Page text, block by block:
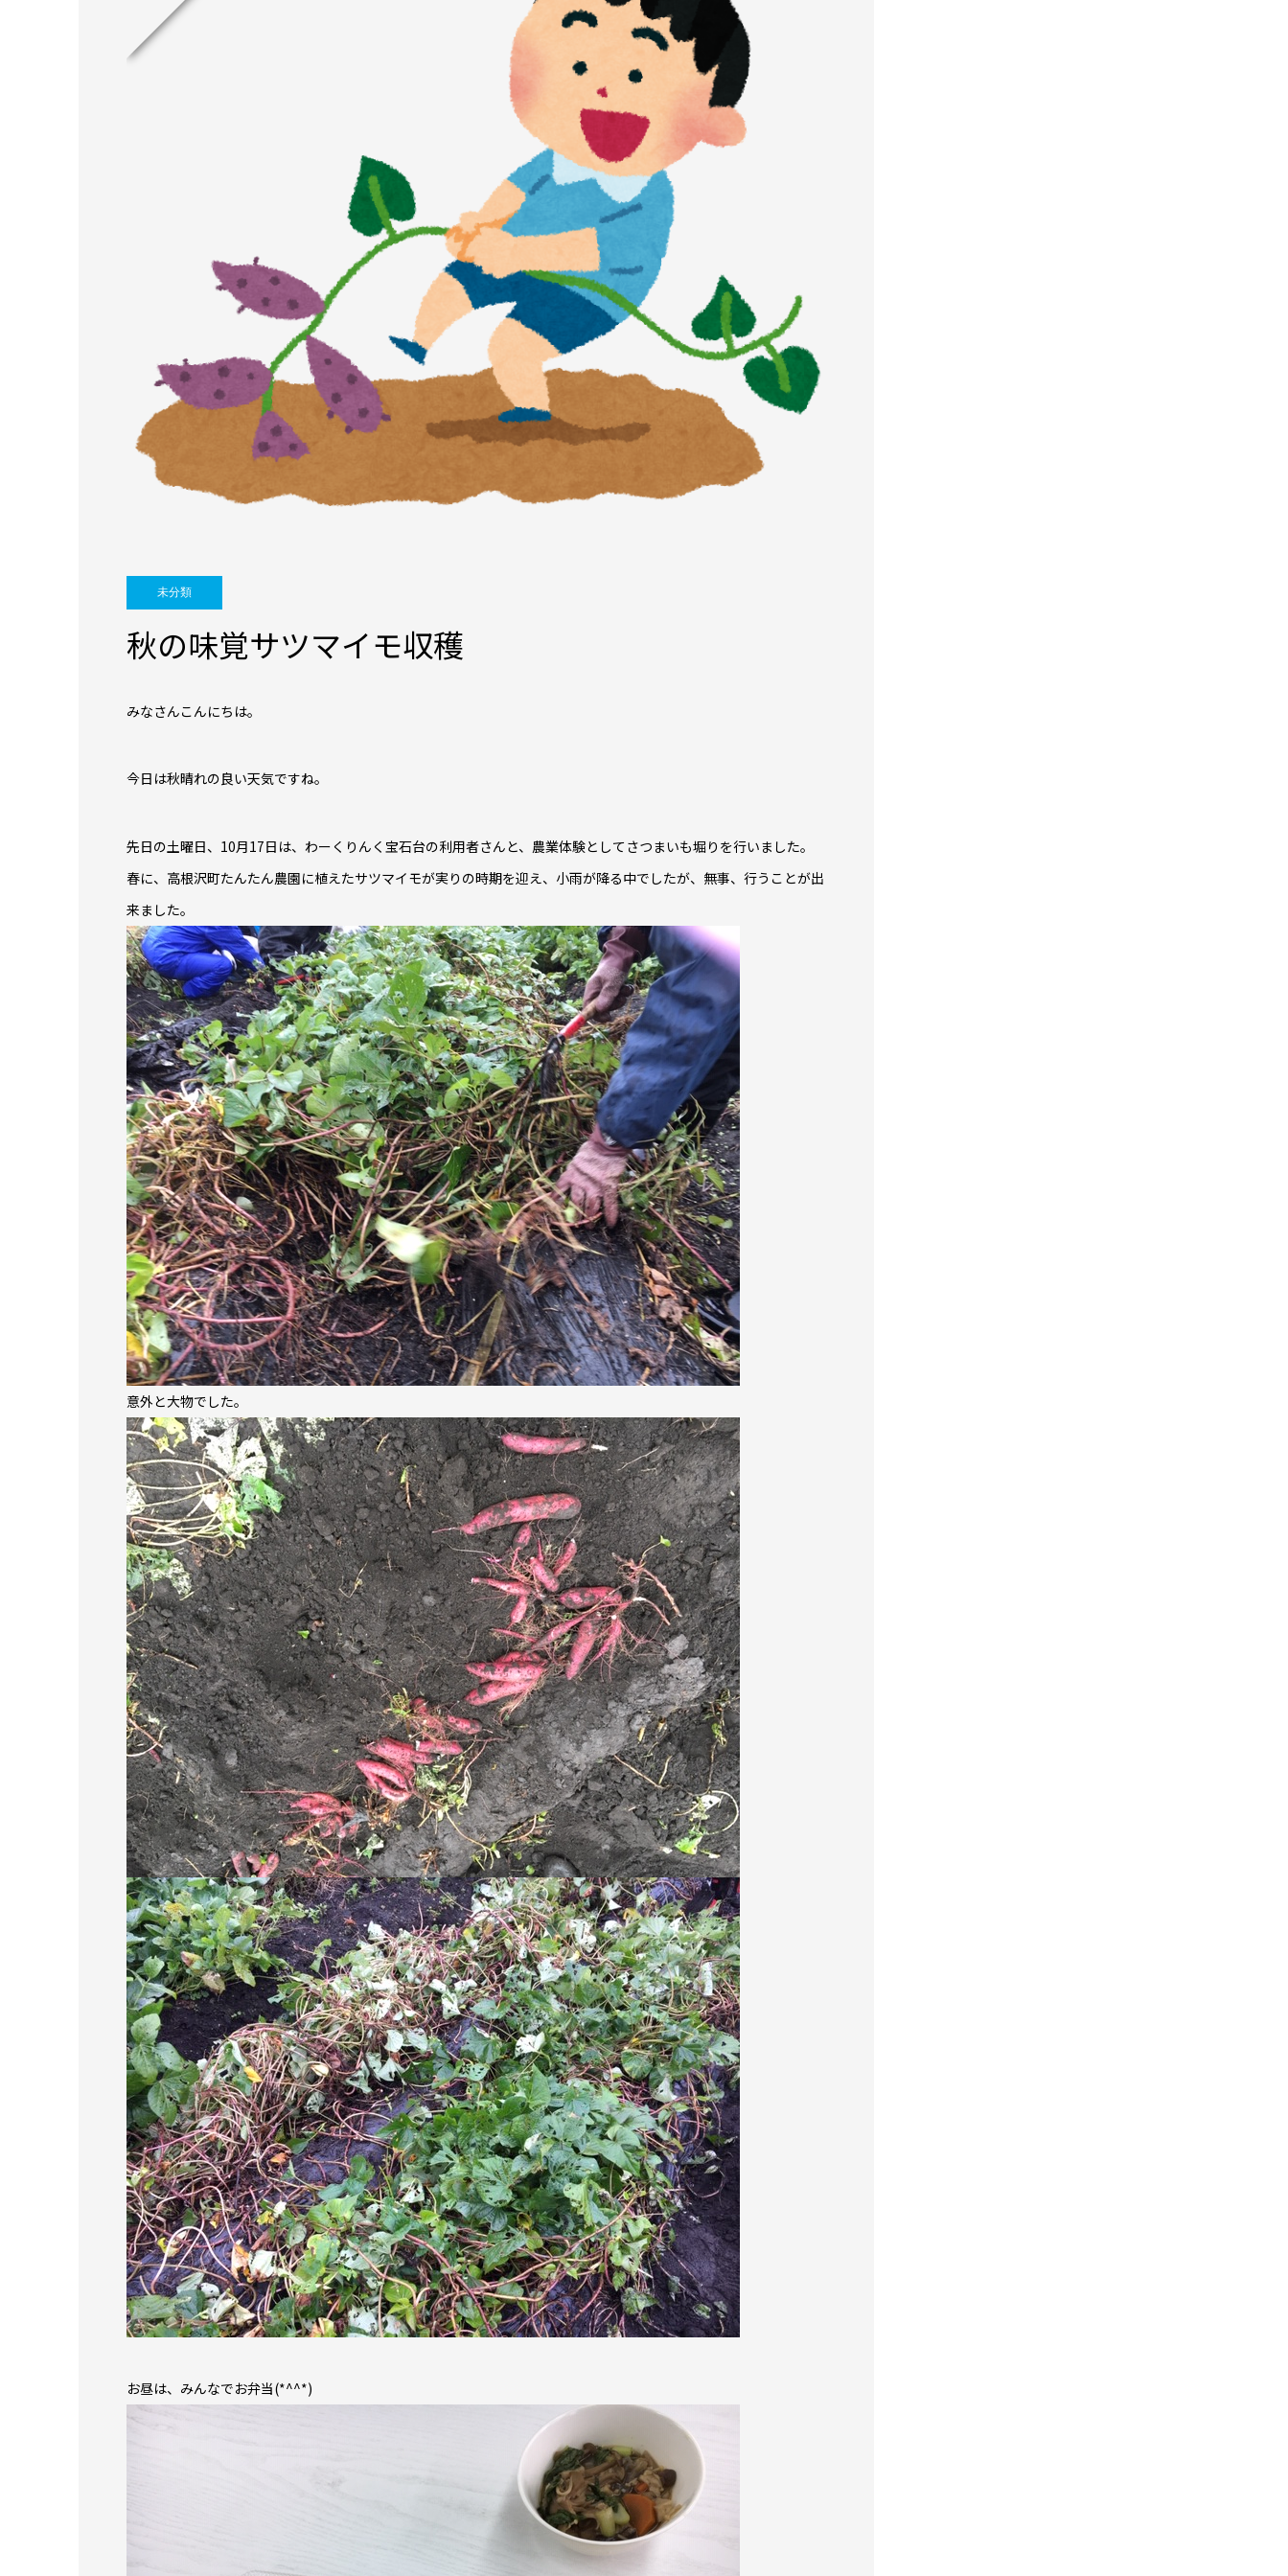
未分類
秋の味覚サツマイモ収穫
みなさんこんにちは。
今日は秋晴れの良い天気ですね。
先日の土曜日、10月17日は、わーくりんく宝石台の利用者さんと、農業体験としてさつまいも堀りを行いました。
春に、高根沢町たんたん農園に植えたサツマイモが実りの時期を迎え、小雨が降る中でしたが、無事、行うことが出
来ました。
意外と大物でした。
お昼は、みんなでお弁当(*^^*)